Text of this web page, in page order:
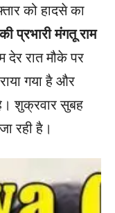
को हादसे का
प्रभारी मंगतू राम
देर रात मौके पर
गया है और
शुक्रवार सुबह
रही है।